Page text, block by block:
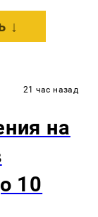
↓
21 час назад
на
10